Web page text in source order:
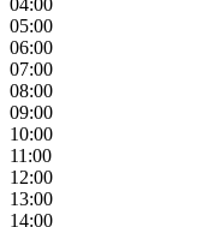
04:00
05:00
06:00
07:00
08:00
09:00
10:00
11:00
12:00
13:00
14:00